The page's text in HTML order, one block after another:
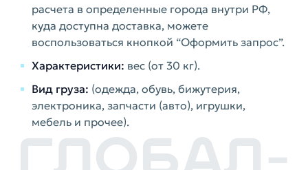
расчета в определенные города внутри РФ,
куда доступна доставка, можете
воспользоваться кнопкой “Оформить запрос”.
Характеристики: вес (от 30 кг).
Вид груза: (одежда, обувь, бижутерия,
электроника, запчасти (авто), игрушки,
мебель и прочее).